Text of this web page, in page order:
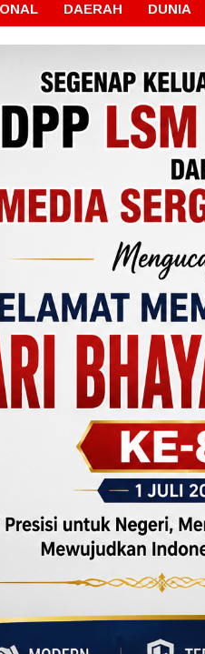
DAERAH DUNIA